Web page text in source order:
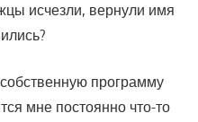
исчезли, вернули имя
программу
мне постоянно что-то